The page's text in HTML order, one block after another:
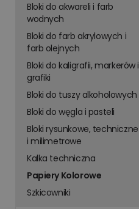
Bloki do akwareli i farb
wodnych
Bloki do farb akrylowych i
farb olejnych
Bloki do kaligrafii, markerów i
grafiki
Bloki do tuszy alkoholowych
Bloki do węgla i pasteli
Bloki rysunkowe, techniczne
i milimetrowe
Kalka techniczna
Papiery Kolorowe
Szkicowniki